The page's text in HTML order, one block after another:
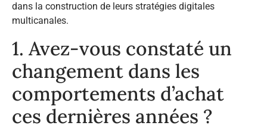
dans la construction de leurs stratégies digitales
multicanales.
1. Avez-vous constaté un
changement dans les
comportements d’achat
ces dernières années ?